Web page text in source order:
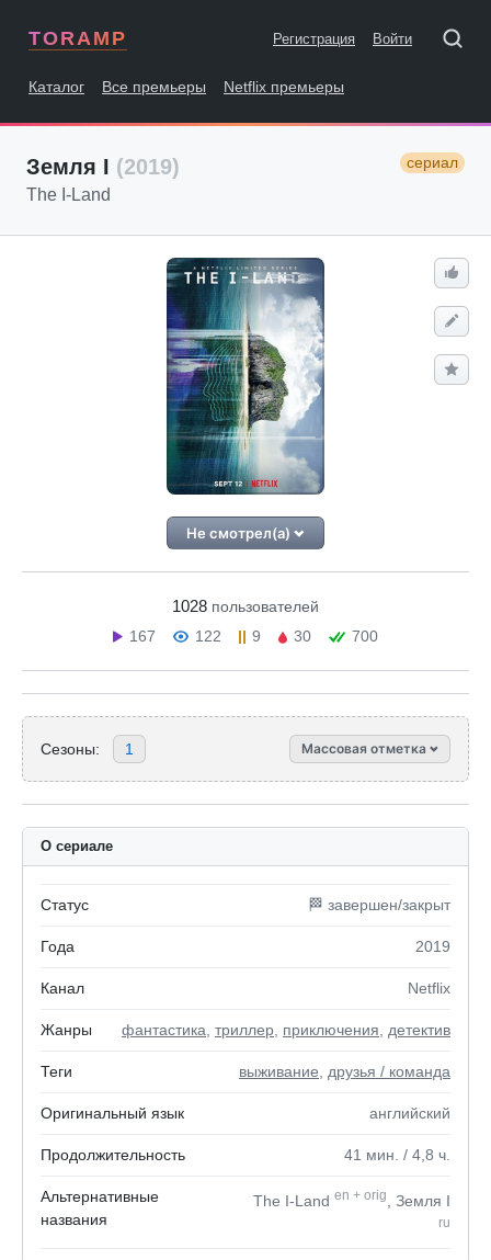
TORAMP Регистрация Войти
Каталог Все премьеры Netflix премьеры
Земля I (2019) сериал
The I-Land
Не смотрел(а)
1028 пользователей
167
122 9 30 700
Сезоны: 1 Массовая отметка
О сериале
Статус 🏁 завершен/закрыт
Года 2019
Канал Netflix
Жанры фантастика триллер приключения детектив
Теги выживание друзья / команда
Оригинальный язык английский
Продолжительность 41 мин. / 4,8 ч.
Альтернативные
названия
The I-Land en + orig , Земля I
ru